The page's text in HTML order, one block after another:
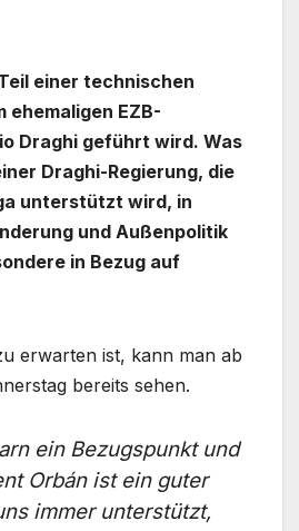
einer technischen
ehemaligen EZB-
Draghi geführt wird. Was
Draghi-Regierung, die
unterstützt wird, in
und Außenpolitik
in Bezug auf
erwarten ist, kann man ab
bereits sehen.
ein Bezugspunkt und
Orbán ist ein guter
immer unterstützt,